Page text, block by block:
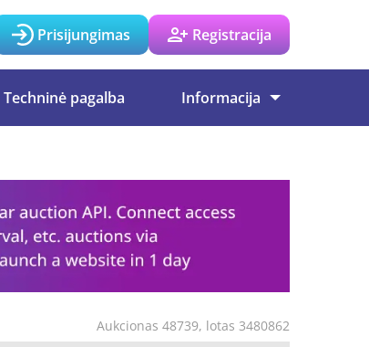
Prisijungimas Registracija
Techninė pagalba Informacija
Aukcionas 48739, lotas 3480862